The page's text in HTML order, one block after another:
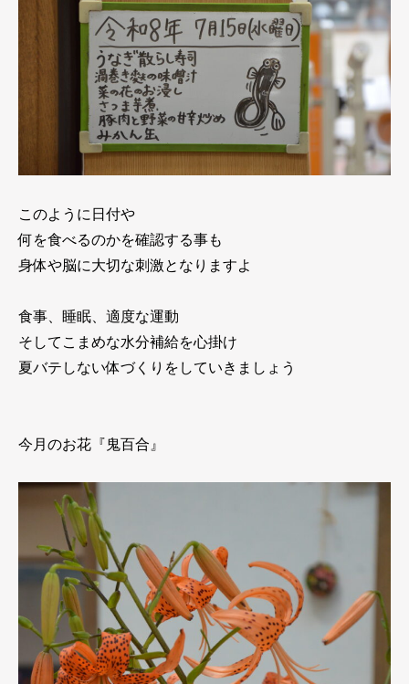
このように日付や
何を食べるのかを確認する事も
身体や脳に大切な刺激となりますよ
食事、睡眠、適度な運動
そしてこまめな水分補給を心掛け
夏バテしない体づくりをしていきましょう
今月のお花『鬼百合』